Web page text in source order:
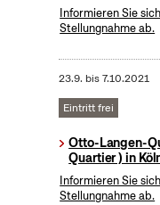
Informieren Sie
Stellungnahme ab.
23.9. bis7.10.2021
Eintritt frei
Otto-Langen-
Quartier ) in
Informieren Sie
Stellungnahme ab.